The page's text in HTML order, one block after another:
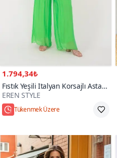
1.794,34₺
Fıstık Yeşili Italyan Korsajlı Astarlı
İpek Wes Pantolon
EREN STYLE
Tükenmek Üzere